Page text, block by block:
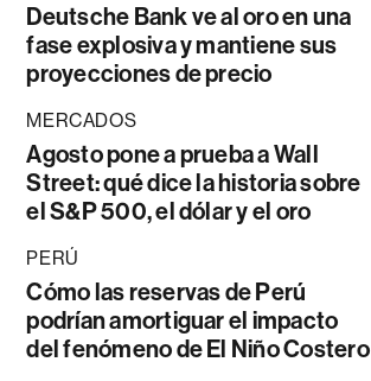
Deutsche Bank ve al oro en una
fase explosiva y mantiene sus
proyecciones de precio
MERCADOS
Agosto pone a prueba a Wall
Street: qué dice la historia sobre
el S&P 500, el dólar y el oro
PERÚ
Cómo las reservas de Perú
podrían amortiguar el impacto
del fenómeno de El Niño Costero